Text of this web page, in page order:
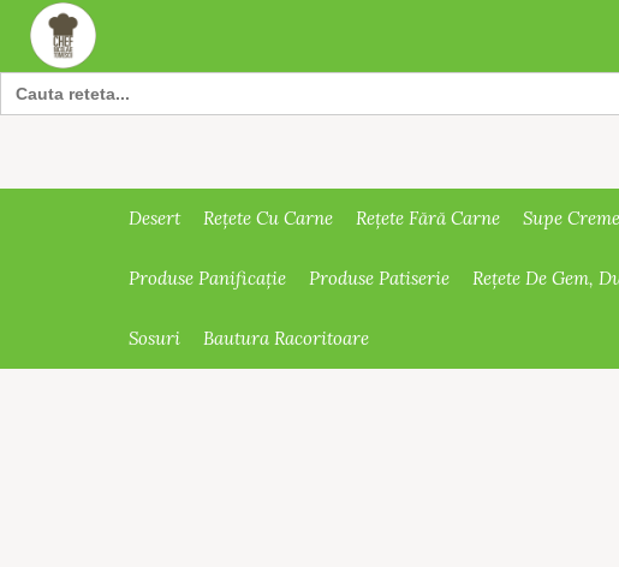
Search
for:
Desert Rețete Cu Carne Rețete Fără Carne Supe
Produse Panificație Produse Patiserie Rețete De Gem,
Sosuri Bautura Racoritoare